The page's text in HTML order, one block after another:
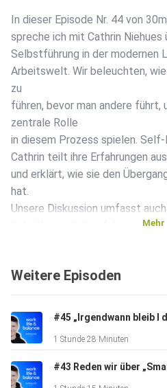
In dieser Episode Nr. 44 von
spreche ich mit Cathrin
Selbstführung in der modernen
Arbeitswelt. Wir beleuchten,
zu
führen, bevor man andere führt,
zentrale Rolle
in diesem Prozess spielen.
Cathrin teilt ihre Erfahrungen
und erklärt, wie sie den
hat.
Unsere Diskussion umfasst
Schritte zur Selbstführung, die
wird die Bedeutung von
um ein erfülltes Leben zu führen.
Takeaways
Mehr
Weitere Episoden
1 Stunde 28 Minuten